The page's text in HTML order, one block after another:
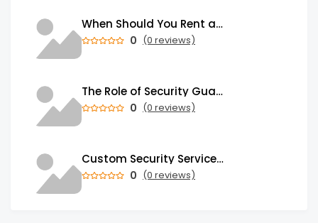
When Should You Rent a Garbage Bin in Brampton?
0 (0 reviews)
The Role of Security Guards in Emergency Medical Response and First Aid
0 (0 reviews)
Custom Security Services: Why One-Size-Fits-All Security Fails Commercial Properties
0 (0 reviews)